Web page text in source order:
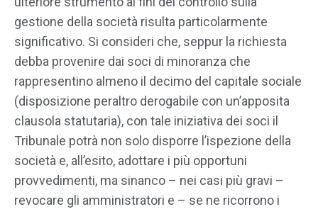
gestione della società risulta particolarmente
significativo. Si consideri che, seppur la richiesta
debba provenire dai soci di minoranza che
rappresentino almeno il decimo del capitale sociale
(disposizione peraltro derogabile con un’apposita
clausola statutaria), con tale iniziativa dei soci il
Tribunale potrà non solo disporre l’ispezione della
società e, all’esito, adottare i più opportuni
provvedimenti, ma sinanco – nei casi più gravi –
revocare gli amministratori e – se ne ricorrono i